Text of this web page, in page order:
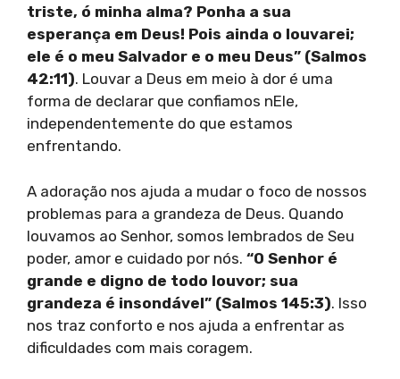
triste, ó minha alma? Ponha a sua
esperança em Deus! Pois ainda o louvarei;
ele é o meu Salvador e o meu Deus” (Salmos
42:11). Louvar a Deus em meio à dor é uma
forma de declarar que confiamos nEle,
independentemente do que estamos
enfrentando.
A adoração nos ajuda a mudar o foco de nossos
problemas para a grandeza de Deus. Quando
louvamos ao Senhor, somos lembrados de Seu
poder, amor e cuidado por nós. “O Senhor é
grande e digno de todo louvor; sua
grandeza é insondável” (Salmos 145:3). Isso
nos traz conforto e nos ajuda a enfrentar as
dificuldades com mais coragem.